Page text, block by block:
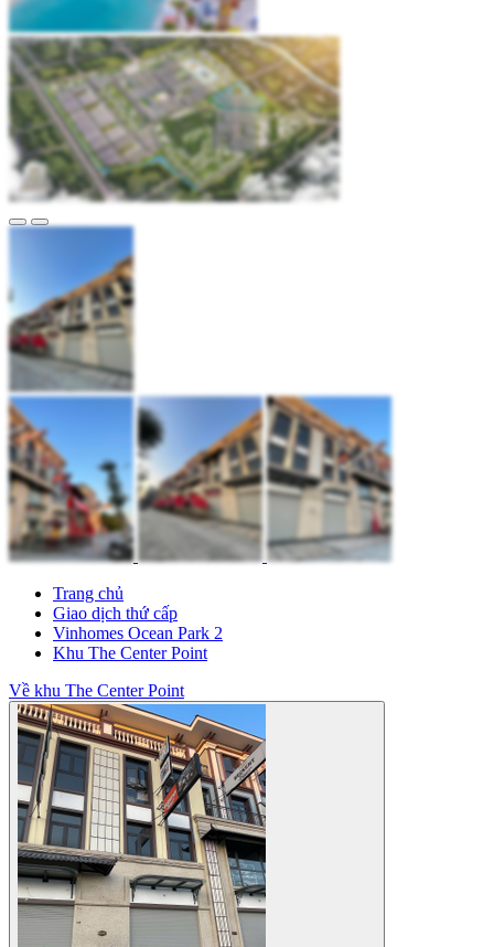
Trang chủ
Giao dịch thứ cấp
Vinhomes Ocean Park 2
Khu The Center Point
Về khu The Center Point